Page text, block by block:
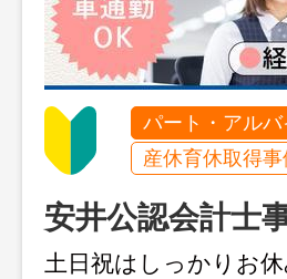
パート・アルバ
産休育休取得事
安井公認会計士
土日祝はしっかりお